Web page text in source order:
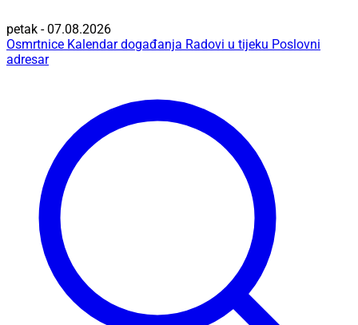
petak - 07.08.2026
Osmrtnice Kalendar događanja Radovi u tijeku Poslovni
adresar